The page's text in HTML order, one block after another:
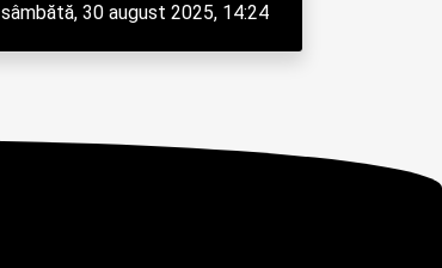
sâmbătă, 30 august 2025, 14:24